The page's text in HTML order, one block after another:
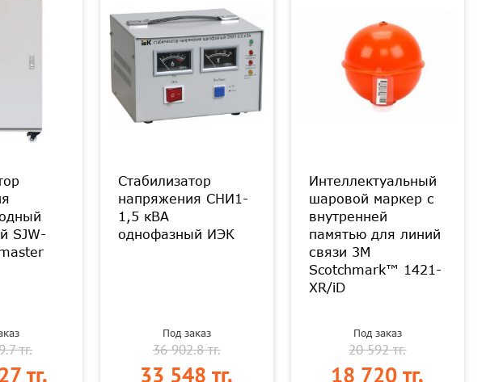
SJW-
тг.
тг.
Стабилизатор
напряжения СНИ1-
1,5 кВА
однофазный ИЭК
Под заказ
36 902.8 тг.
33 548 тг.
Интеллектуальный
шаровой маркер с
внутренней
памятью для линий
связи 3M
Scotchmark™ 1421-
XR/iD
Под заказ
20 592 тг.
18 720 тг.